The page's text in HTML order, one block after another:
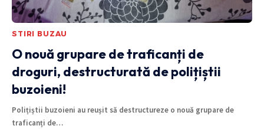
STIRI BUZAU
O nouă grupare de traficanți de
droguri, destructurată de polițiștii
buzoieni!
Polițiștii buzoieni au reușit să destructureze o nouă grupare de
traficanți de…